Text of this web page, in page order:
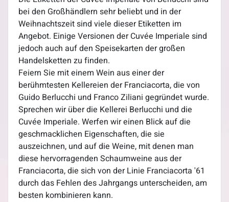
bei den Großhändlern sehr beliebt und in der
Weihnachtszeit sind viele dieser Etiketten im
Angebot. Einige Versionen der Cuvée Imperiale sind
jedoch auch auf den Speisekarten der großen
Handelsketten zu finden.
Feiern Sie mit einem Wein aus einer der
berühmtesten Kellereien der Franciacorta, die von
Guido Berlucchi und Franco Ziliani gegründet wurde.
Sprechen wir über die Kellerei Berlucchi und die
Cuvée Imperiale. Werfen wir einen Blick auf die
geschmacklichen Eigenschaften, die sie
auszeichnen, und auf die Weine, mit denen man
diese hervorragenden Schaumweine aus der
Franciacorta, die sich von der Linie Franciacorta '61
durch das Fehlen des Jahrgangs unterscheiden, am
besten kombinieren kann.